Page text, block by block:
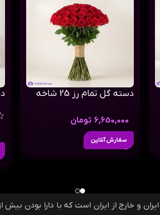
دسته گل تمام رز 25 شاخه
6,650,000 تومان
سفارش آنلاین